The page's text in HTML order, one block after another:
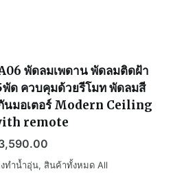
พัดลมเพดาน พัดลมติดฝ้า
ด ควบคุมด้วยรีโมท พัดลมสี
นมอเตอร์ Modern Ceiling
remote
ทำน้ำอุ่น, สินค้าทั้งหมด All